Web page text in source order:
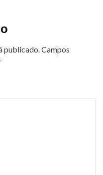
publicado. Campos